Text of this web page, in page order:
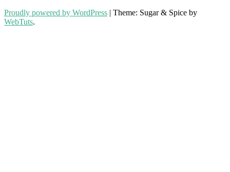
Proudly powered by WordPress | Theme: Sugar & Spice by
WebTuts.